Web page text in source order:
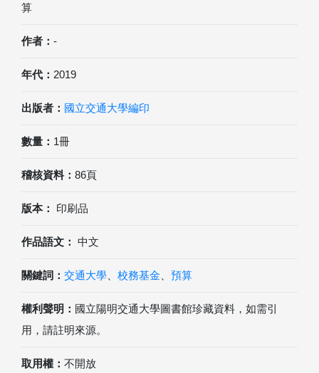
算
作者： -
年代： 2019
出版者： 國立交通大學編印
數量： 1冊
稽核資料： 86頁
版本： 印刷品
作品語文： 中文
關鍵詞： 交通大學 校務基金 預算
權利聲明： 國立陽明交通大學圖書館珍藏資料，如需引
用，請註明來源。
取用權： 不開放